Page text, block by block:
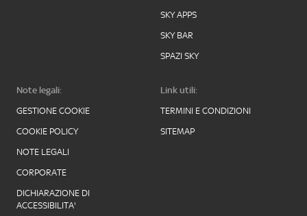
SKY APPS
SKY BAR
SPAZI SKY
Note legali:
GESTIONE COOKIE
COOKIE POLICY
NOTE LEGALI
CORPORATE
DICHIARAZIONE DI
ACCESSIBILITA'
Link utili:
TERMINI E CONDIZIONI
SITEMAP